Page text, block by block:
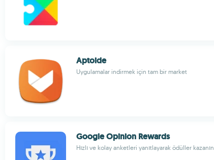
Aptoide
Uygulamalar indirmek için tam bir market
Google Opinion Rewards
Hızlı ve kolay anketleri yanıtlayarak ödüller kazanın